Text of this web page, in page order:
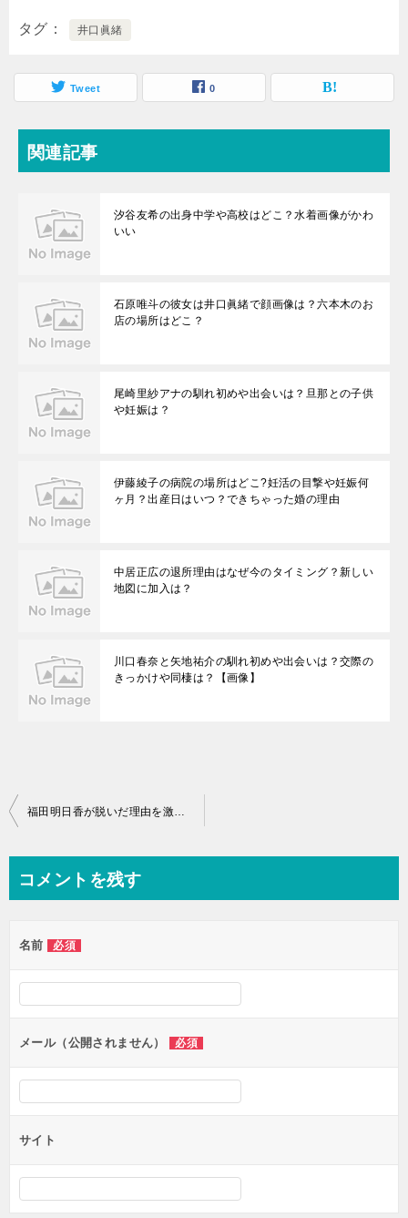
タグ 井口眞緒
Tweet 0
関連記事
汐谷友希の出身中学や高校はどこ？水着画像がかわ
いい
石原唯斗の彼女は井口眞緒で顔画像は？六本木のお
店の場所はどこ？
尾崎里紗アナの馴れ初めや出会いは？旦那との子供
や妊娠は？
伊藤綾子の病院の場所はどこ?妊活の目撃や妊娠何
ヶ月？出産日はいつ？できちゃった婚の理由
中居正広の退所理由はなぜ今のタイミング？新しい
地図に加入は？
川口春奈と矢地祐介の馴れ初めや出会いは？交際の
きっかけや同棲は？【画像】
投
ビ
ー
シ
ョ
ン
福田明日香が脱いだ理由を激白 写真集「PASSIONABLE」10万部超え
コメントを残す
名前 必須
メール（公開されません） 必須
サイト